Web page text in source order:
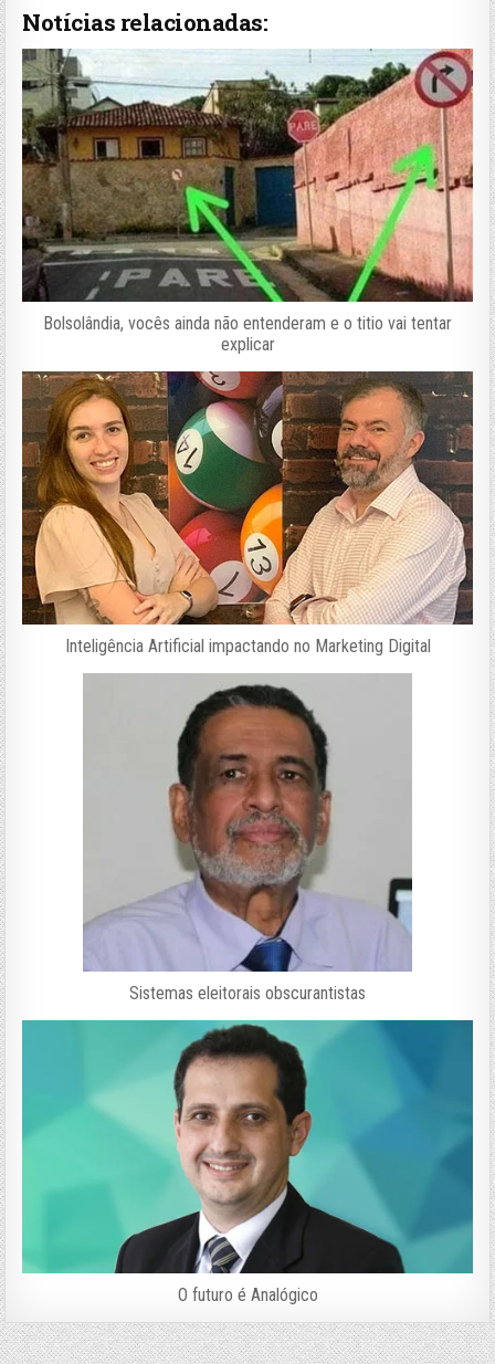
Notícias relacionadas:
Bolsolândia, vocês ainda não entenderam e o titio vai tentar
explicar
Inteligência Artificial impactando no Marketing Digital
Sistemas eleitorais obscurantistas
O futuro é Analógico